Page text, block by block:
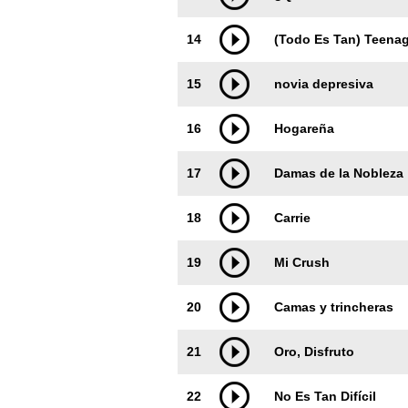
14 (Todo Es Tan)
15 novia depresiva
16 Hogareña
17 Damas de la Nobleza
18 Carrie
19 Mi Crush
20 Camas y trincheras
21 Oro, Disfruto
22 No Es Tan Difícil